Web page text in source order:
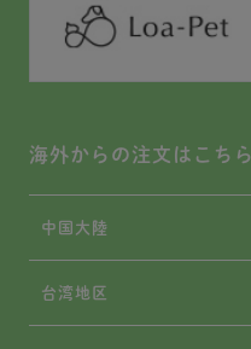
海外からの注文はこちら
中国大陸
台湾地区